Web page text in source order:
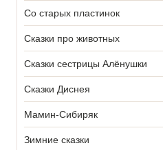
Со старых пластинок
Сказки про животных
Сказки сестрицы Алёнушки
Сказки Диснея
Мамин-Сибиряк
Зимние сказки